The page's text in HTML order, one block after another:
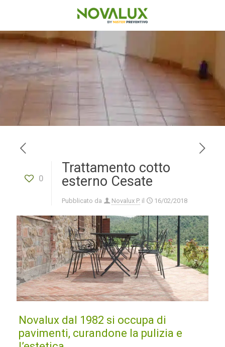
0
Trattamento cotto
esterno Cesate
Pubblicato da Novalux P. il 16/02/2018
Novalux dal 1982 si occupa di
pavimenti, curandone la pulizia e